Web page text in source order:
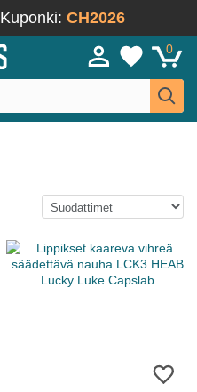
Kuponki: CH2026
0